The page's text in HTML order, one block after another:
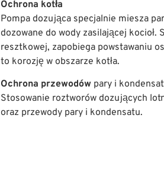
Ochrona kotła
Pompa dozująca specjalnie miesza
dozowane do wody zasilającej kocioł.
resztkowej, zapobiega powstawaniu
to korozję w obszarze kotła.
Ochrona przewodów pary i
Stosowanie roztworów dozujących
oraz przewody pary i kondensatu.